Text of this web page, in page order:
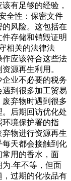
有足够的经验，
全性：保密文件
风险。这包括在
存储和销毁证明
相关的法律法
应该符合这些法
源再生利用。
业不必要的税务
到很多加工贸易
弃物时遇到很多
后期回访优化处
境保护署的指
物进行资源再生
天都会接触到化
用的香水，面
-年不等，但面
过期的化妆品有